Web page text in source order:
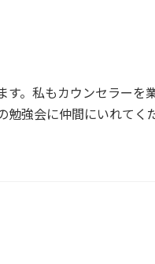
。私もカウンセラーを
強会に仲間にいれてく